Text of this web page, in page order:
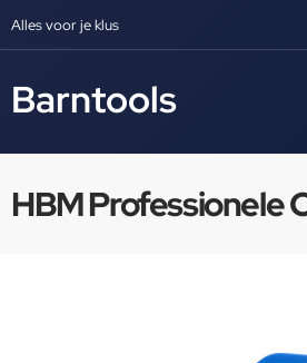
Alles voor je klus
Barntools
HBM Professionele